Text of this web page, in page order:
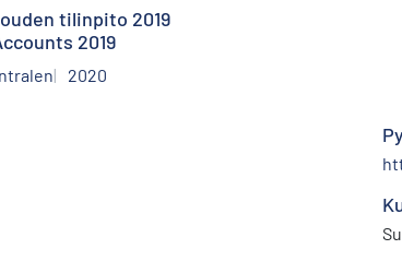
tilinpito 2019
2019
2020